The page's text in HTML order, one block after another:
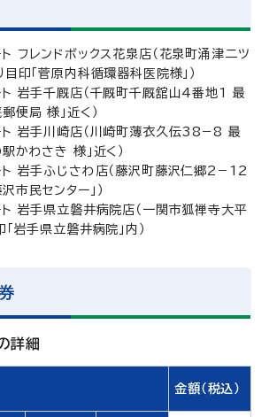
フレンドボックス花泉店（花泉町涌津二ツ
印「菅原内科循環器科医院様」）
ト 岩手千厩店（千厩町千厩舘山4番地1 最
便局 様」近く）
ト 岩手川崎店（川崎町薄衣久伝38−8 最
かわさき 様」近く）
ト 岩手ふじさわ店（藤沢町藤沢仁郷2−12
市民センター」）
ト 岩手県立磐井病院店（一関市狐禅寺大平
岩手県立磐井病院」内）
詳細
金額（税込）